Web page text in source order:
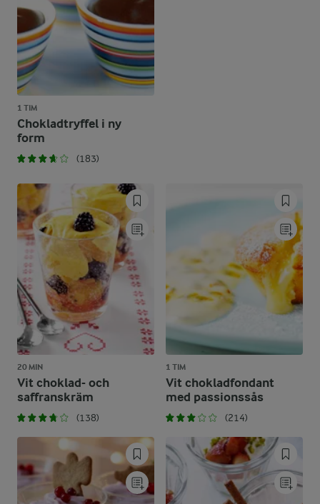
1 TIM
Chokladtryffel i ny
form
(183)
20 MIN
Vit choklad- och
saffranskräm
(138)
1 TIM
Vit chokladfondant
med passionssås
(214)